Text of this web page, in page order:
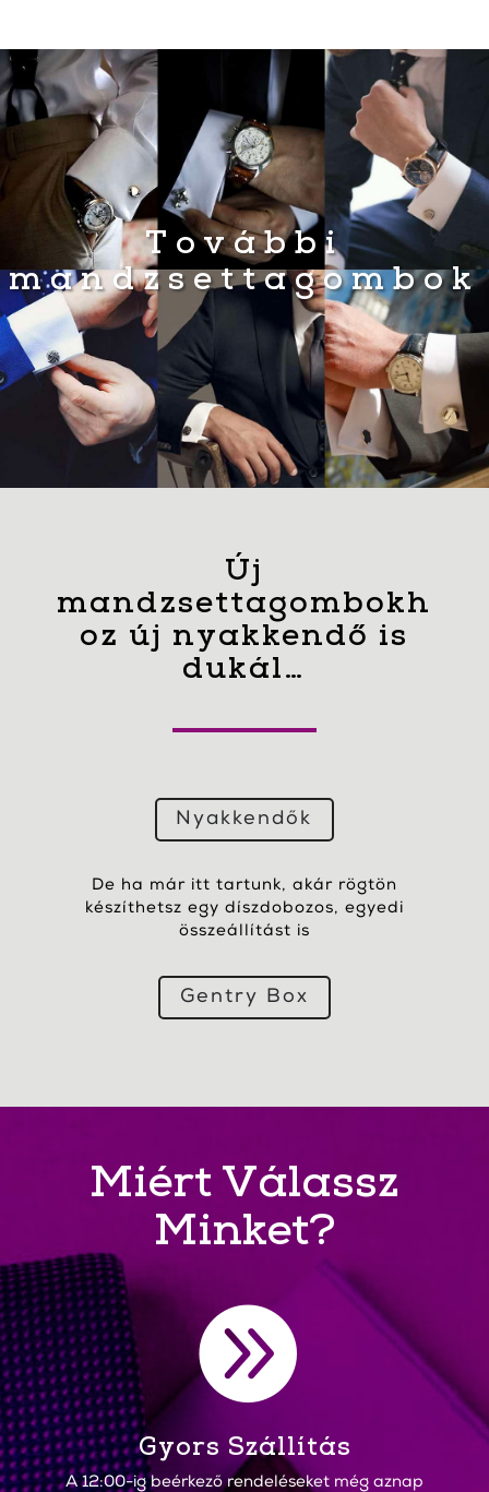
További
mandzsettagombok
Új
mandzsettagombokh
oz új nyakkendő is
dukál…
Nyakkendők
De ha már itt tartunk, akár rögtön
készíthetsz egy díszdobozos, egyedi
összeállítást is
Gentry Box
Miért Válassz
Minket?

Gyors Szállítás
A 12:00-ig beérkező rendeléseket még aznap